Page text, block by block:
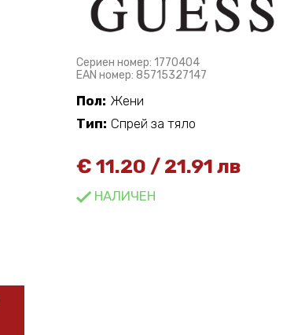
Сериен номер: 1770404
EAN номер: 85715327147
Пол: Жени
Тип: Спрей за тяло
€11.20 / 21.91 лв
НАЛИЧЕН